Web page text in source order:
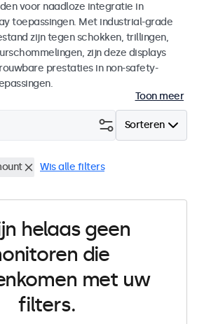
voor naadloze integratie in
toepassingen. Met industrial-grade
zijn tegen schokken, trillingen,
zijn deze displays
prestaties in non-safety-
Toon meer
Sorteren
Wis alle filters
helaas geen
die
met uw
filters.